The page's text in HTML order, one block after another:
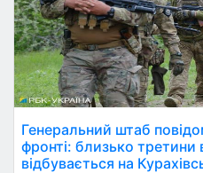
Генеральний штаб
фронті: близько третини
відбувається на